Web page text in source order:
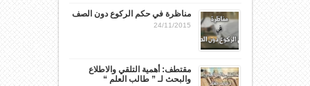
مناظرة في حكم الركوع دون الصف
24/11/2015
مقتطف: أهمية التلقي والاطلاع
والبحث لـ ” طالب العلم “